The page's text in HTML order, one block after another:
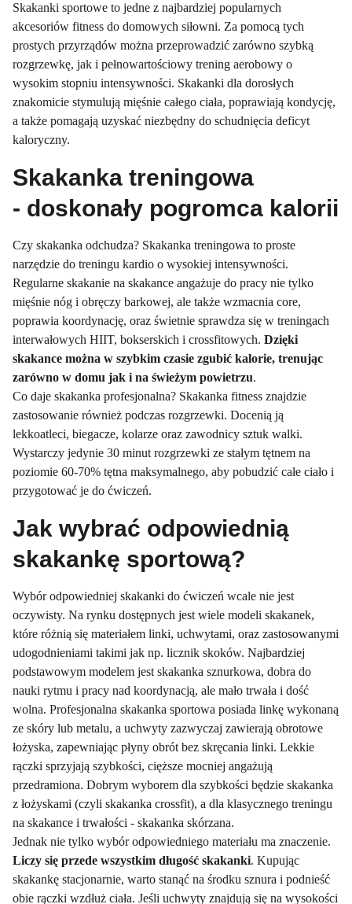
Skakanki sportowe to jedne z najbardziej popularnych
akcesoriów fitness do domowych siłowni. Za pomocą tych
prostych przyrządów można przeprowadzić zarówno szybką
rozgrzewkę, jak i pełnowartościowy trening aerobowy o
wysokim stopniu intensywności. Skakanki dla dorosłych
znakomicie stymulują mięśnie całego ciała, poprawiają kondycję,
a także pomagają uzyskać niezbędny do schudnięcia deficyt
kaloryczny.
Skakanka treningowa
- doskonały pogromca kalorii
Czy skakanka odchudza? Skakanka treningowa to proste
narzędzie do treningu kardio o wysokiej intensywności.
Regularne skakanie na skakance angażuje do pracy nie tylko
mięśnie nóg i obręczy barkowej, ale także wzmacnia core,
poprawia koordynację, oraz świetnie sprawdza się w treningach
interwałowych HIIT, bokserskich i crossfitowych. Dzięki
skakance można w szybkim czasie zgubić kalorie, trenując
zarówno w domu jak i na świeżym powietrzu.
Co daje skakanka profesjonalna? Skakanka fitness znajdzie
zastosowanie również podczas rozgrzewki. Docenią ją
lekkoatleci, biegacze, kolarze oraz zawodnicy sztuk walki.
Wystarczy jedynie 30 minut rozgrzewki ze stałym tętnem na
poziomie 60-70% tętna maksymalnego, aby pobudzić całe ciało i
przygotować je do ćwiczeń.
Jak wybrać odpowiednią
skakankę sportową?
Wybór odpowiedniej skakanki do ćwiczeń wcale nie jest
oczywisty. Na rynku dostępnych jest wiele modeli skakanek,
które różnią się materiałem linki, uchwytami, oraz zastosowanymi
udogodnieniami takimi jak np. licznik skoków. Najbardziej
podstawowym modelem jest skakanka sznurkowa, dobra do
nauki rytmu i pracy nad koordynacją, ale mało trwała i dość
wolna. Profesjonalna skakanka sportowa posiada linkę wykonaną
ze skóry lub metalu, a uchwyty zazwyczaj zawierają obrotowe
łożyska, zapewniając płyny obrót bez skręcania linki. Lekkie
rączki sprzyjają szybkości, cięższe mocniej angażują
przedramiona. Dobrym wyborem dla szybkości będzie skakanka
z łożyskami (czyli skakanka crossfit), a dla klasycznego treningu
na skakance i trwałości - skakanka skórzana.
Jednak nie tylko wybór odpowiedniego materiału ma znaczenie.
Liczy się przede wszystkim długość skakanki. Kupując
skakankę stacjonarnie, warto stanąć na środku sznura i podnieść
obie rączki wzdłuż ciała. Jeśli uchwyty znajdują się na wysokości